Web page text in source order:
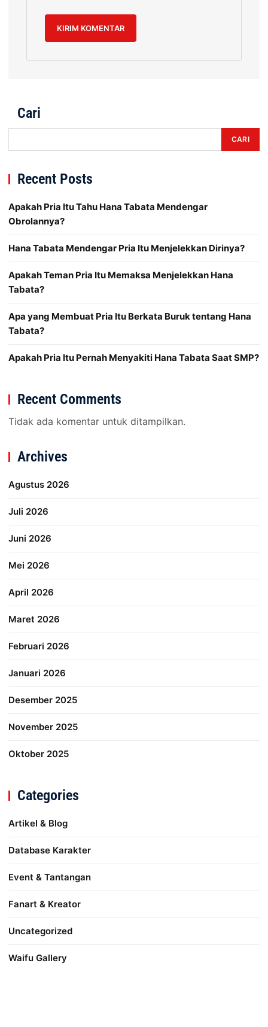
Cari
CARI
Recent Posts
Apakah Pria Itu Tahu Hana Tabata Mendengar
Obrolannya?
Hana Tabata Mendengar Pria Itu Menjelekkan Dirinya?
Apakah Teman Pria Itu Memaksa Menjelekkan Hana
Tabata?
Apa yang Membuat Pria Itu Berkata Buruk tentang Hana
Tabata?
Apakah Pria Itu Pernah Menyakiti Hana Tabata Saat SMP?
Recent Comments
Tidak ada komentar untuk ditampilkan.
Archives
Agustus 2026
Juli 2026
Juni 2026
Mei 2026
April 2026
Maret 2026
Februari 2026
Januari 2026
Desember 2025
November 2025
Oktober 2025
Categories
Artikel & Blog
Database Karakter
Event & Tantangan
Fanart & Kreator
Uncategorized
Waifu Gallery